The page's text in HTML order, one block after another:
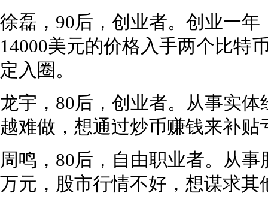
徐磊，90后，创业者。创业一
14000美元的价格入手两个比特
定入圈。
龙宇，80后，创业者。从事实
越难做，想通过炒币赚钱来补贴
周鸣，80后，自由职业者。从
万元，股市行情不好，想谋求其